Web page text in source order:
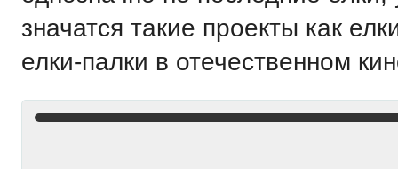
значатся такие проекты как
елки-палки в отечественном